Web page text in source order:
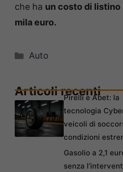
che ha un costo di
mila euro.
Categorie
Auto
Articoli recenti
Pirelli e Abet: la
tecnologia
veicoli di
condizioni
Gasolio a 2,1
senza